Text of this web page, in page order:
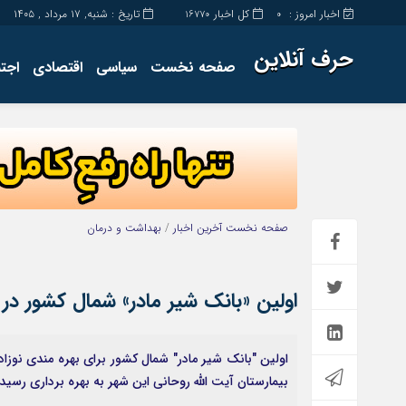
کل اخبار 16770 اخبار امروز : 0 تاریخ : شنبه, ۱۷ مرداد , ۱۴۰۵
حرف آنلاین صفحه نخست سیاسی اقتصادی
صفحه نخست آخرین اخبار / بهداشت و درمان
اولین «بانک شیر مادر» شمال کشور
اولین "بانک شیر مادر" شمال کشور برای بهره مندی
بیمارستان آیت الله روحانی این شهر به بهره برداری